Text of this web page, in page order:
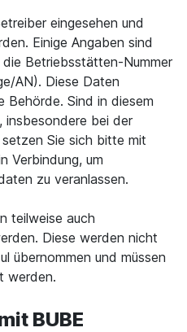
eingesehen und
Einige Angaben sind
Betriebsstätten-Nummer
AN). Diese Daten
Behörde. Sind in diesem
insbesondere bei der
Sie sich bitte mit
Verbindung, um
zu veranlassen.
teilweise auch
Diese werden nicht
übernommen und müssen
werden.
BUBE